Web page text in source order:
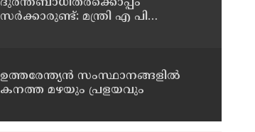
നടത്തി കെ. രാധാകൃഷ്ണൻ
ദുരന്തബാധിതര്‍ക്കൊപ്പം
സര്‍ക്കാരുണ്ട്: മന്ത്രി എ പി
ഉത്തരേന്ത്യൻ സംസ്ഥാനങ്ങളിൽ
കനത്ത മഴയും പ്രളയവും